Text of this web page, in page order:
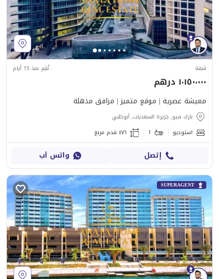
شقة نُشِر منذ 15 أيام
١٬١٥٠٬٠٠٠ درهم
معيشة عصرية | موقع متميز | مرافق مذهلة
بارك فيو, جزيرة السعديات, أبوظبي
استوديو
1 ٤٧٦ قدم مربع
إتصل واتس آب
SUPERAGENT